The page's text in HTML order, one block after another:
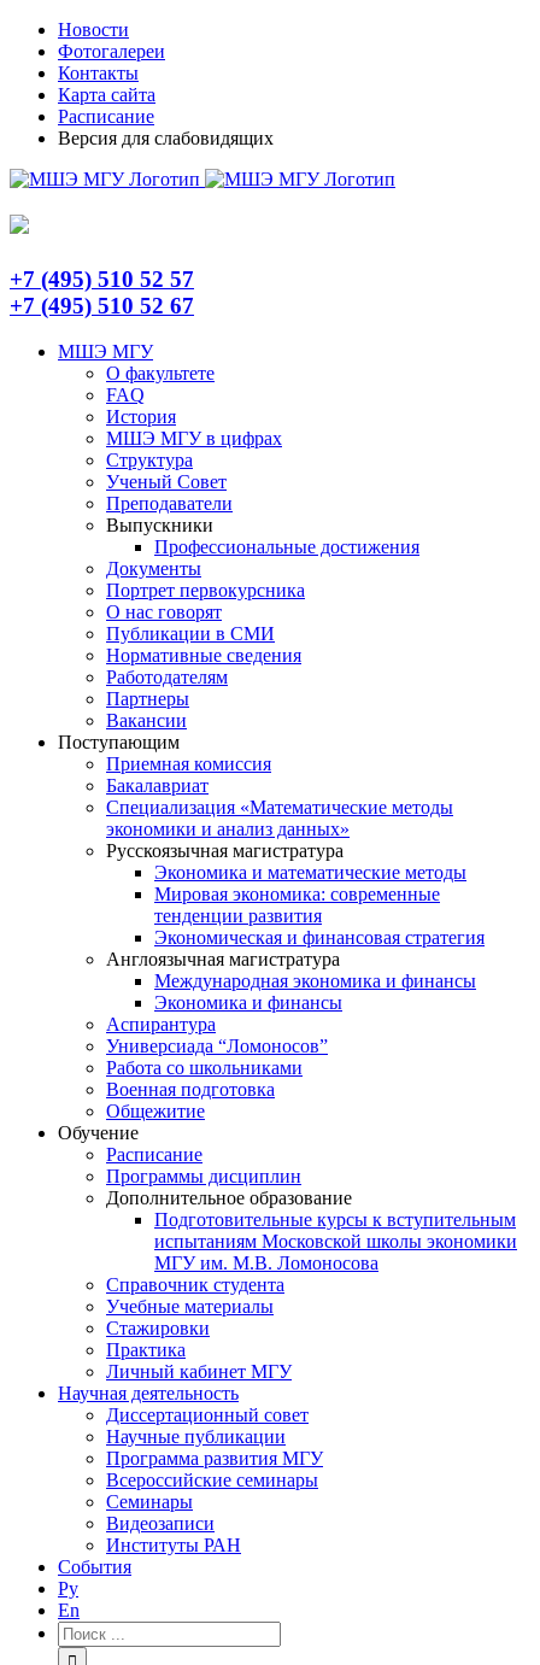
Skip
content
TelegramНовости
Фотогалереи
Контакты
Карта сайта
Расписание
Версия для слабовидящих
+7 (495) 510 52 57
+7 (495) 510 52 67
МШЭ МГУ
О факультете
FAQ
История
МШЭ МГУ в цифрах
Структура
Ученый Совет
Преподаватели
Выпускники
Профессиональные достижения
Документы
Портрет первокурсника
О нас говорят
Публикации в СМИ
Нормативные сведения
Работодателям
Партнеры
Вакансии
Поступающим
Приемная комиссия
Бакалавриат
Специализация «Математические методы
экономики и анализ данных»
Русскоязычная магистратура
Экономика и математические методы
Мировая экономика: современные
тенденции развития
Экономическая и финансовая стратегия
Англоязычная магистратура
Международная экономика и финансы
Экономика и финансы
Аспирантура
Универсиада “Ломоносов”
Работа со школьниками
Военная подготовка
Общежитие
Обучение
Расписание
Программы дисциплин
Дополнительное образование
Подготовительные курсы к вступительным
испытаниям Московской школы экономики
МГУ им. М.В. Ломоносова
Справочник студента
Учебные материалы
Стажировки
Практика
Личный кабинет МГУ
Научная деятельность
Диссертационный совет
Научные публикации
Программа развития МГУ
Всероссийские семинары
Семинары
Видеозаписи
Институты РАН
События
Ру
En
Результат
поиска: